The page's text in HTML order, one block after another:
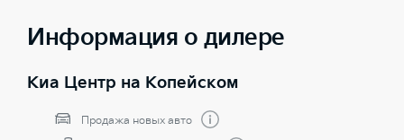
Информация о дилере
Киа Центр на Копейском
Продажа новых авто